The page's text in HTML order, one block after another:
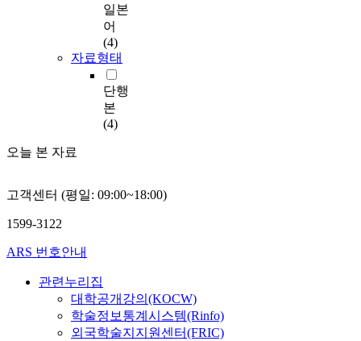
일본
어
(4)
자료형태
단행
본
(4)
오늘 본 자료
고객센터 (평일: 09:00~18:00)
1599-3122
ARS 번호안내
관련누리집
대학공개강의(KOCW)
학술정보통계시스템(Rinfo)
외국학술지지원센터(FRIC)